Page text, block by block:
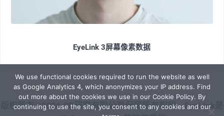
EyeLink 3屏幕像素数据
版权所有©2026·SR研究有限公司保留所有权利。EyeLink是
We use functional cookies required to run the website as well
as Google Analytics 4, which anonymizes your IP address. Find
out more about the cookies we use in our Cookie Policy. By
continuing to use the site, you consent to any cookies and our